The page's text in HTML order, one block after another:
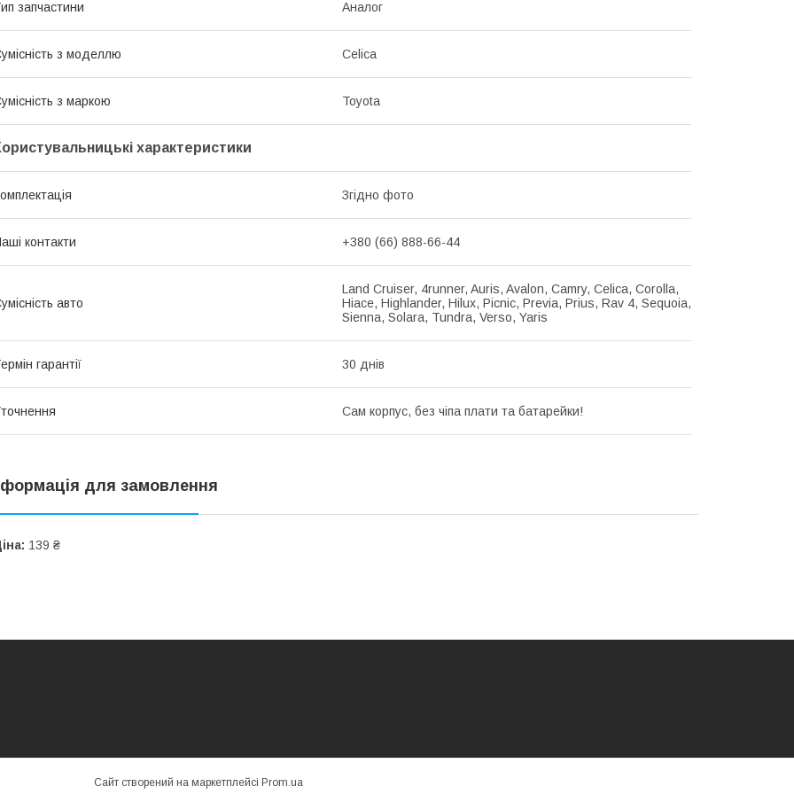
запчастини Аналог
з моделлю Celica
з маркою Toyota
характеристики
Згідно фото
контакти +380 (66) 888-66-44
авто
Land Cruiser, 4runner, Auris, Avalon, Camry, Celica, Corolla,
Hiace, Highlander, Hilux, Picnic, Previa, Prius, Rav 4, Sequoia,
Sienna, Solara, Tundra, Verso, Yaris
гарантії 30 днів
Сам корпус, без чіпа плати та батарейки!
для замовлення
139 ₴
Сайт створений на маркетплейсі Prom.ua